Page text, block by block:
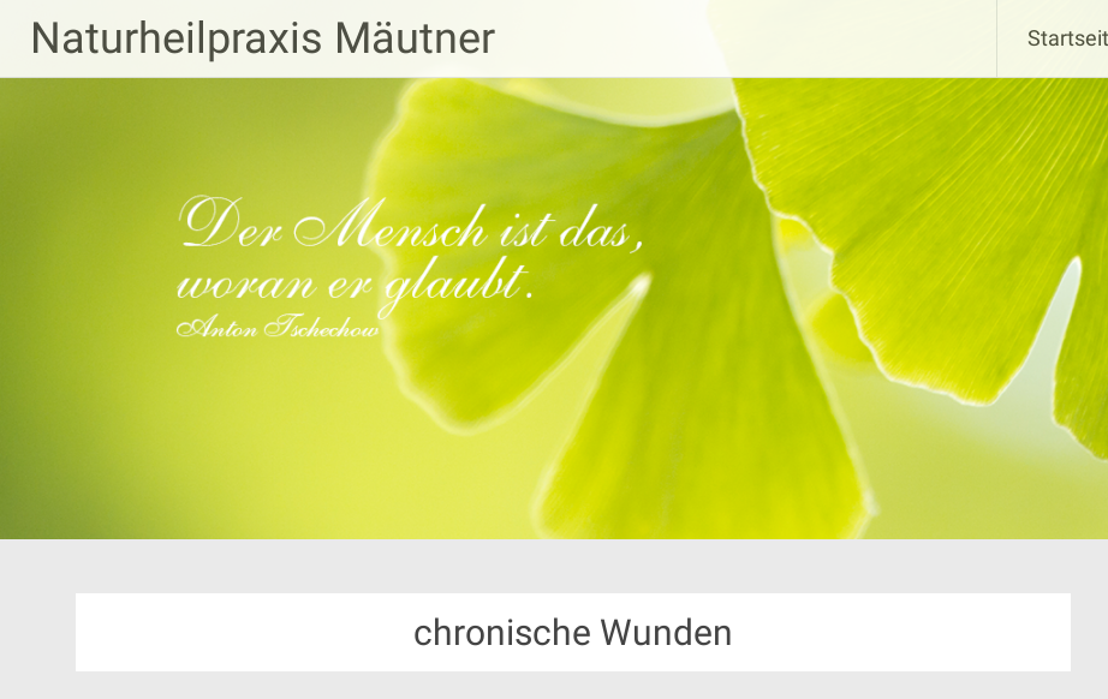
Inhalt
springen
Naturheilpraxis Mäutner
chronische Wunden